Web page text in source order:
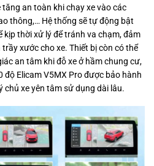
an toàn khi chạy xe vào các
thông,… Hệ thống sẽ tự động bật
kịp thời xử lý để tránh va chạm, đảm
xước cho xe. Thiết bị còn có thể
an tâm khi đỗ xe ở hầm chung cư,
độ Elicam V5MX Pro được bảo hành
chủ xe yên tâm sử dụng dài lâu.